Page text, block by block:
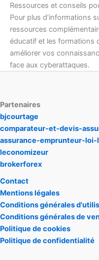
Ressources et conseils
Pour plus d’informations
ressources
éducatif et les formations
améliorer vos
face aux cyberattaques.
Partenaires
bjcourtage
comparateur-et-devis-
assurance-emprunteur-loi-
leconomizeur
brokerforex
Contact
Mentions légales
Conditions générales
Conditions générales de
Politique de cookies
Politique de confidentialité